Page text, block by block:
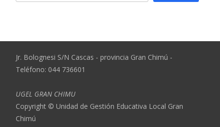
Jr. Bolognesi S/N Cascas - provincia Gran Chimú -
Teléfono: 044 736601
UGEL GRAN CHIMU
Copyright © Unidad de Gestión Educativa Local Gran
Chimú